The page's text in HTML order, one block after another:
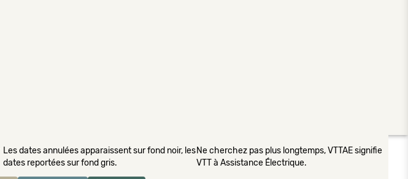
Les dates annulées apparaissent sur fond noir, les
dates reportées sur fond gris.
Ne cherchez pas plus longtemps, VTTAE signifie
VTT à Assistance Électrique.